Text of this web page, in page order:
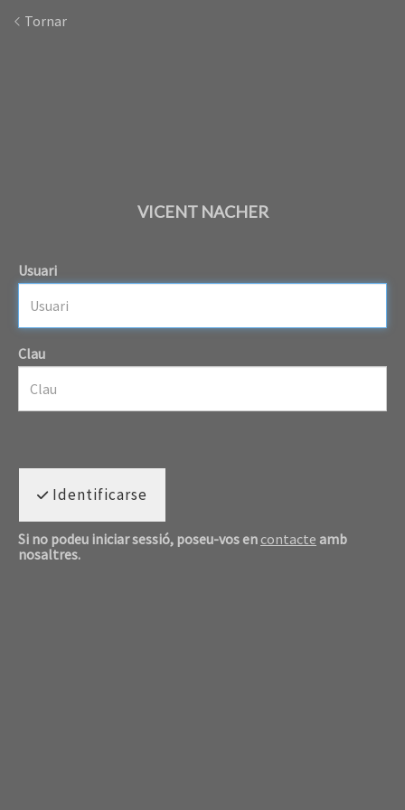
Tornar
VICENT NACHER
Usuari
Clau
Identificarse
Si no podeu iniciar sessió, poseu-vos en contacte amb
nosaltres.